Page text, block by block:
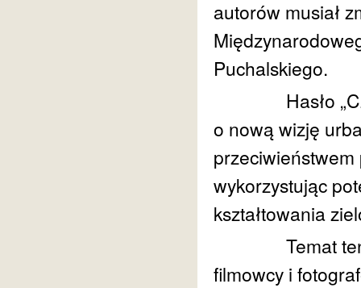
autorów musiał
Puchalskiego.
Hasło
o nową wizję
wykorzystując
kształtowania
Temat ten
filmowcy i